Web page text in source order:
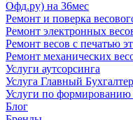
Офд.ру) на 36мес
Ремонт и поверка
Ремонт электронных
Ремонт весов с печатью
Ремонт механических
Услуги аутсорсинга
Услуга Главный Бухгалтер
Услуги по
Блог